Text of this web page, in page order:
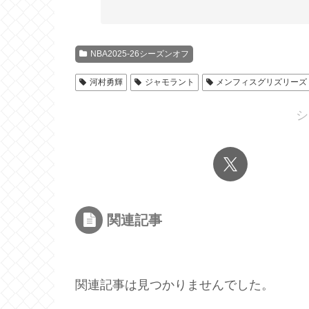
NBA2025-26シーズンオフ
河村勇輝 ジャモラント メンフィスグリズリーズ
関連記事
関連記事は見つかりませんでした。